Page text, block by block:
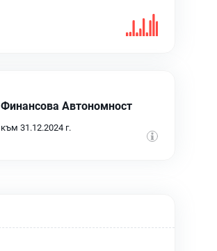
Финансова Автономност
към 31.12.2024 г.